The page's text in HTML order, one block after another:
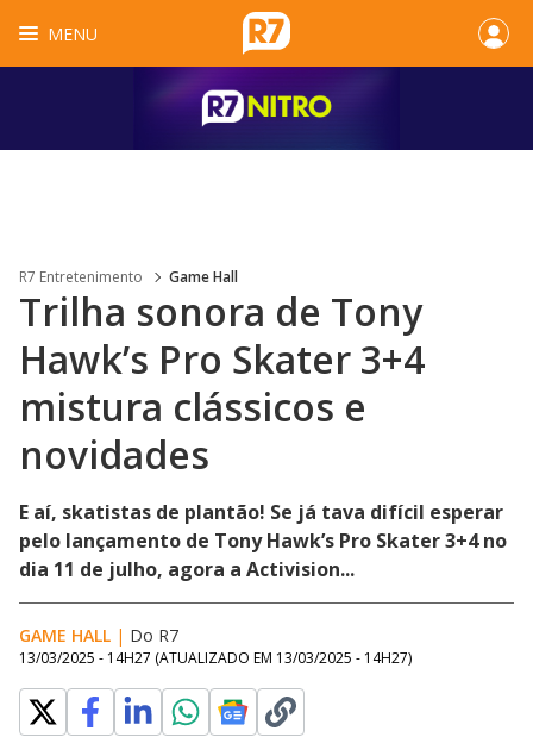
MENU
R7 Entretenimento Game Hall
Trilha sonora de Tony
Hawk’s Pro Skater 3+4
mistura clássicos e
novidades
E aí, skatistas de plantão! Se já tava difícil esperar
pelo lançamento de Tony Hawk’s Pro Skater 3+4 no
dia 11 de julho, agora a Activision...
GAME HALL | Do R7
13/03/2025 - 14H27 (ATUALIZADO EM 13/03/2025 - 14H27)